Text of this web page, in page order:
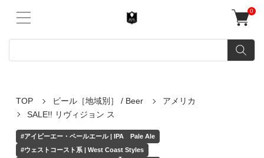
0
TOP ビール［地域別］ / Beer
アメリカ
SALE!! リヴィジョン ス
#アイピーエー・ペールエール | IPA Pale Ale
#ウェストコースト系 | West Coast Styles